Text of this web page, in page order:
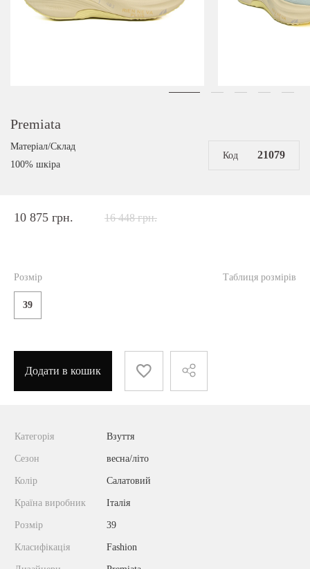
Premiata
Матеріал/Склад
100% шкіра
Код 21079
10 875 грн. 16 448 грн.
Таблиця розмірів
Розмір
39
Додати в кошик
Категорія Взуття
Сезон весна/літо
Колір Салатовий
Країна виробник Італія
Розмір 39
Класифікація Fashion